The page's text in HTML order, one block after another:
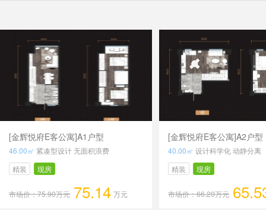
[金辉悦府E客公寓]A1户型
46.00㎡ 紧凑型设计 无面积浪费
精装
现房
市场价：75.90万元 75.14 万元
[金辉悦府E客公寓]A2户型
40.00㎡ 设计科学化 动静分离
精装
现房
市场价：66.20万元